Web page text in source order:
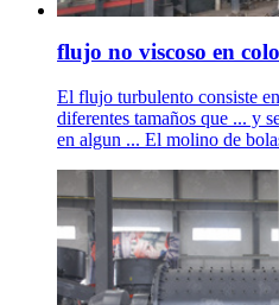
flujo no viscoso en
El flujo turbulento consiste
diferentes tamaños que ... y
en algun ... El molino de